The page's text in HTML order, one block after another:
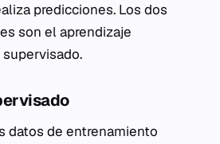
predicciones. Los dos
son el aprendizaje
datos de entrenamiento